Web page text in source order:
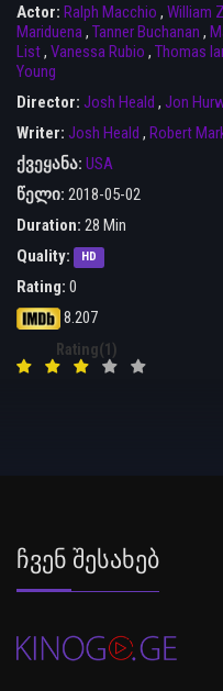
Actor: Ralph Macchio , William
Mariduena, Tanner Buchanan ,
List, Vanessa Rubio , Thomas
Young
Director: Josh Heald , Jon
Writer: Josh Heald , Robert
ქვეყანა: USA
წელი: 2018-05-02
Duration: 28 Min
Quality:
HD
Rating: 0
8.207
Rating(1)
Ჩვენ Შესახებ